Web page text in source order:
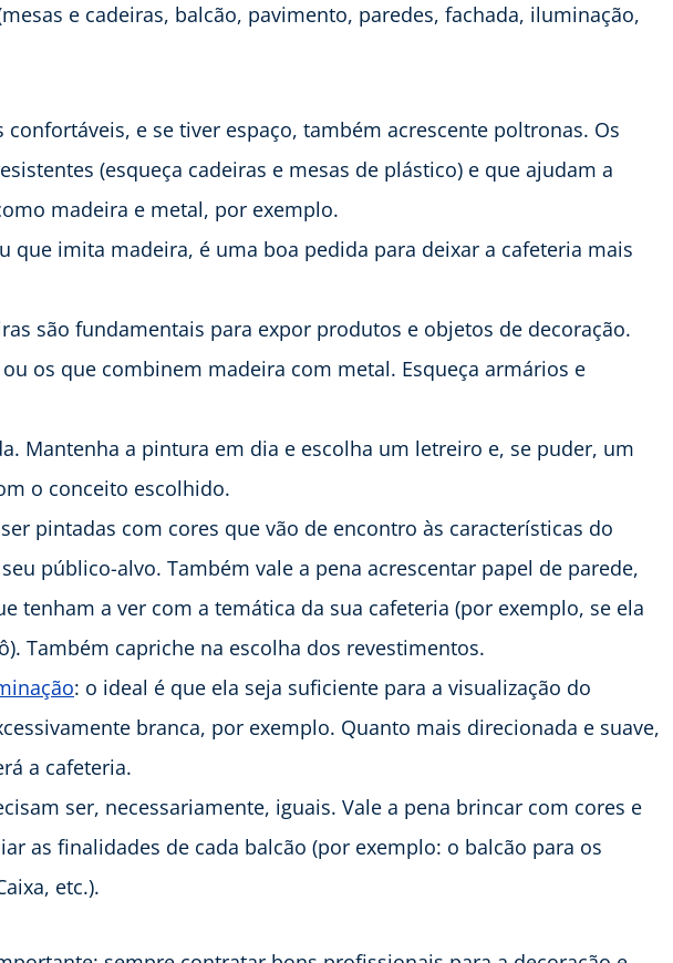
e cadeiras, balcão, pavimento, paredes, fachada, iluminação,
confortáveis, e se tiver espaço, também acrescente poltronas. Os
(esqueça cadeiras e mesas de plástico) e que ajudam a
madeira e metal, por exemplo.
que imita madeira, é uma boa pedida para deixar a cafeteria mais
são fundamentais para expor produtos e objetos de decoração.
os que combinem madeira com metal. Esqueça armários e
Mantenha a pintura em dia e escolha um letreiro e, se puder, um
o conceito escolhido.
pintadas com cores que vão de encontro às características do
público-alvo. Também vale a pena acrescentar papel de parede,
tenham a ver com a temática da sua cafeteria (por exemplo, se ela
Também capriche na escolha dos revestimentos.
: o ideal é que ela seja suficiente para a visualização do
branca, por exemplo. Quanto mais direcionada e suave,
a cafeteria.
ser, necessariamente, iguais. Vale a pena brincar com cores e
as finalidades de cada balcão (por exemplo: o balcão para os
etc.).